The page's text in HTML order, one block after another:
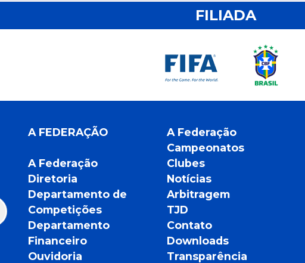
FILIADA
Pesquisar
A FEDERAÇÃO
A Federação
Diretoria
Departamento de
Competições
Departamento
Financeiro
Ouvidoria
A Federação
Campeonatos
Clubes
Notícias
Arbitragem
TJD
Contato
Downloads
Transparência